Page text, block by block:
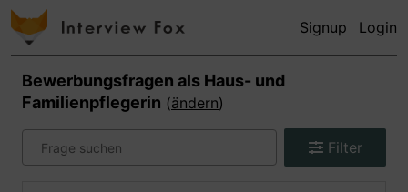
Signup Login
Bewerbungsfragen als Haus- und
Familienpflegerin (ändern)
Filter